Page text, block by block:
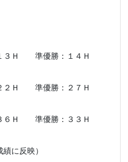
１３Ｈ 準優勝：１４Ｈ
２２Ｈ 準優勝：２７Ｈ
３６Ｈ 準優勝：３３Ｈ
に反映）